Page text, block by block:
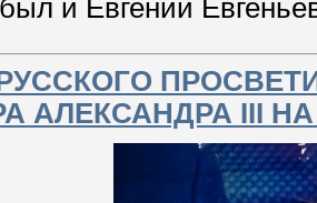
и Евгений
АЛЕКСАНДРА III